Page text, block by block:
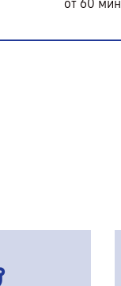
от 60 мин